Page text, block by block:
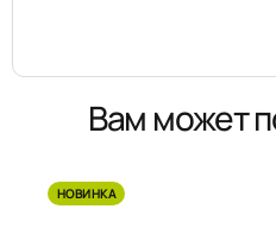
Вам может
НОВИНКА